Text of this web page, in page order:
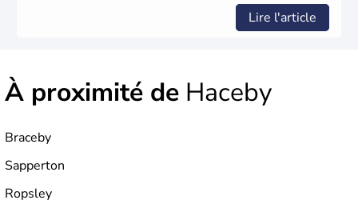
Lire l'article
À proximité de Haceby
Braceby
Sapperton
Ropsley